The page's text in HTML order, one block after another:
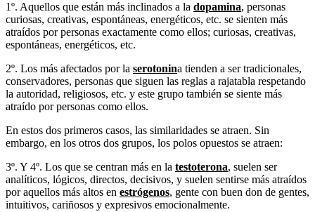
1º. Aquellos que están más inclinados a la dopamina, personas
curiosas, creativas, espontáneas, energéticos, etc. se sienten más
atraídos por personas exactamente como ellos; curiosas, creativas,
espontáneas, energéticos, etc.
2º. Los más afectados por la serotonina tienden a ser tradicionales,
conservadores, personas que siguen las reglas a rajatabla respetando
la autoridad, religiosos, etc. y este grupo también se siente más
atraído por personas como ellos.
En estos dos primeros casos, las similaridades se atraen. Sin
embargo, en los otros dos grupos, los polos opuestos se atraen:
3º. Y 4º. Los que se centran más en la testoterona, suelen ser
analíticos, lógicos, directos, decisivos, y suelen sentirse más atraídos
por aquellos más altos en estrógenos, gente con buen don de gentes,
intuitivos, cariñosos y expresivos emocionalmente.